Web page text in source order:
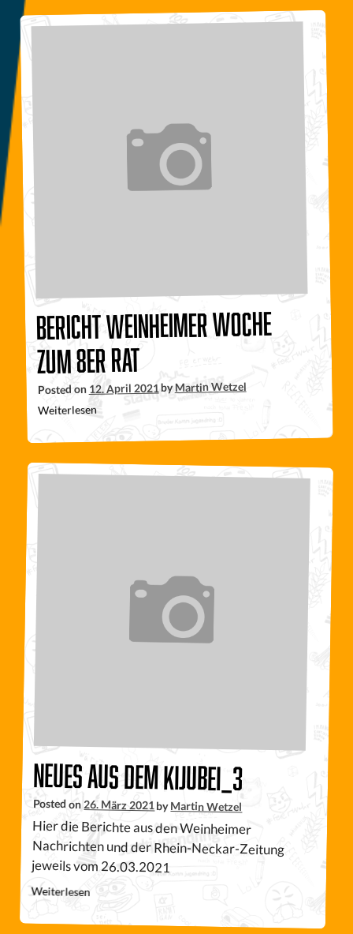
Bericht Weinheimer Woche
zum 8er Rat
Posted on 12. April 2021byMartin Wetzel
Weiterlesen
neues aus dem Kijubei_3
Posted on26. März 2021 byMartin Wetzel
Hier die Berichte aus den Weinheimer
Nachrichten und der Rhein-Neckar-Zeitung
jeweils vom 26.03.2021
Weiterlesen